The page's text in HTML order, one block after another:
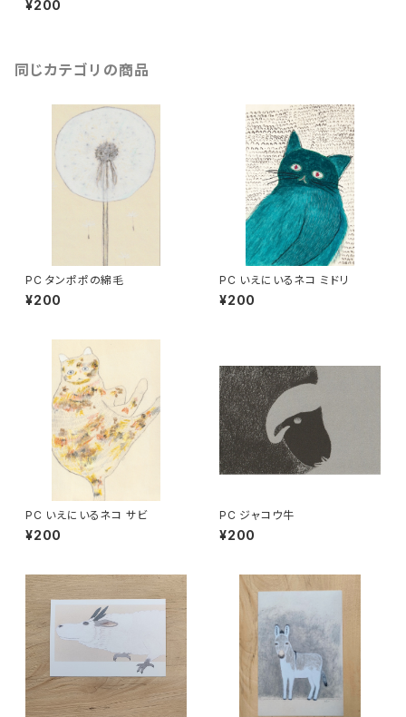
¥200
同じカテゴリの商品
PC タンポポの綿毛
¥200
PC いえにいるネコ ミドリ
¥200
PC いえにいるネコ サビ
¥200
PC ジャコウ牛
¥200